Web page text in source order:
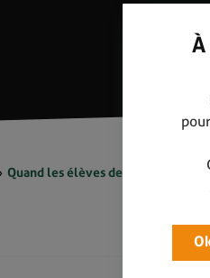
Quand les élèves deviennent
À
pour